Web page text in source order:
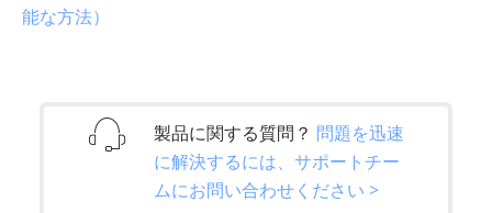
能な方法）
製品に関する質問？ 問題を迅速
に解決するには、サポートチー
ムにお問い合わせください >